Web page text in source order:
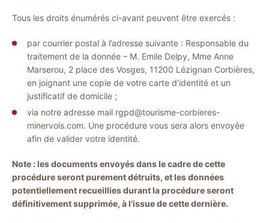
Tous les droits énumérés ci-avant peuvent être exercés :
par courrier postal à l’adresse suivante : Responsable du
traitement de la donnée – M. Emile Delpy, Mme Anne
Marserou, 2 place des Vosges, 11200 Lézignan Corbières,
en joignant une copie de votre carte d’identité et un
justificatif de domicile ;
via notre adresse mail rgpd@tourisme-corbieres-
minervois.com. Une procédure vous sera alors envoyée
afin de valider votre identité.
Note : les documents envoyés dans le cadre de cette
procédure seront purement détruits, et les données
potentiellement recueillies durant la procédure seront
définitivement supprimée, à l’issue de cette dernière.